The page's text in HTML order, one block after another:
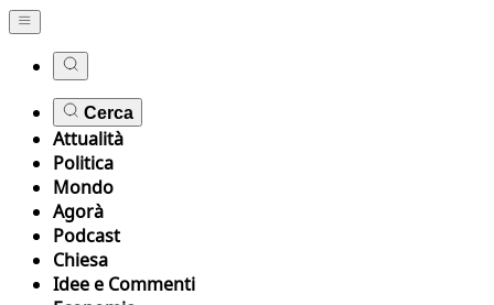
Cerca
Attualità
Politica
Mondo
Agorà
Podcast
Chiesa
Idee e Commenti